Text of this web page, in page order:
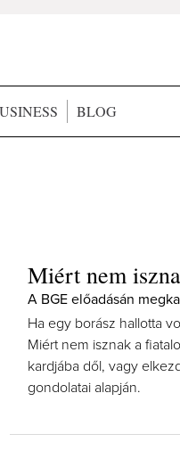
BLOG
Miért nem
A BGE előadásán
Ha egy borász hallotta
Miért nem isznak a
kardjába dől, vagy
gondolatai alapján.